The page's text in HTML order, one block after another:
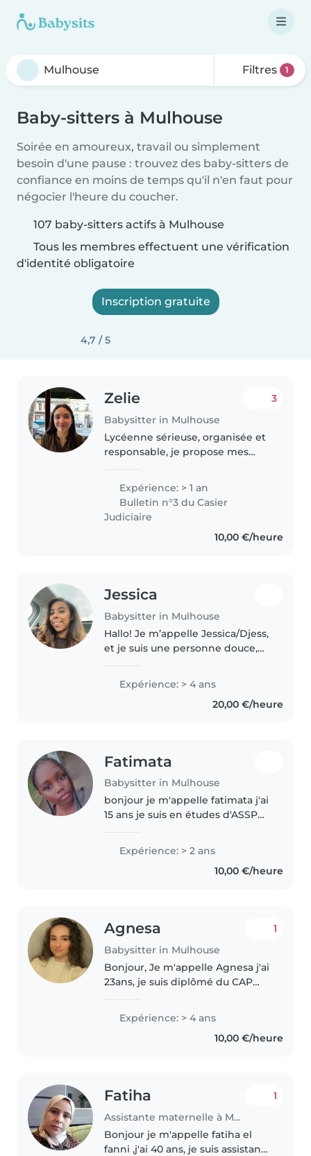
Filtres 1
Baby-sitters à Mulhouse
Soirée en amoureux, travail ou simplement
besoin d'une pause : trouvez des baby-sitters de
confiance en moins de temps qu'il n'en faut pour
négocier l'heure du coucher.
107 baby-sitters actifs à Mulhouse
Tous les membres effectuent une vérification
d'identité obligatoire
Inscription gratuite
4,7 / 5
Zelie
Babysitter in Mulhouse
3
Lycéenne sérieuse, organisée et
responsable, je propose mes
garder vos enfants en toute
sécurité. Mon emploi du temps
structuré en tant que sportive
de..
Expérience: > 1 an
Bulletin n°3 du Casier
Judiciaire
10,00 €/heure
Jessica
Babysitter in Mulhouse
Hallo! Je m’appelle Jessica/Djess,
et je suis une personne douce,
avec les enfants. J’ai l’habitude
de m’occuper d’eux avec
Expérience: > 4 ans
20,00 €/heure
Fatimata
Babysitter in Mulhouse
bonjour je m'appelle fatimata j'ai
15 ans je suis en études d'ASSP
donc j'apprends les besoins d'un
enfant comment je dois m'en
Expérience: > 2 ans
10,00 €/heure
Agnesa
Babysitter in Mulhouse
1
Bonjour, Je m'appelle Agnesa j'ai
23ans, je suis diplômé du CAP
de babysitting pour la garde de
vos enfants, de manière
occasionnelle ou régulière, en..
Expérience: > 4 ans
10,00 €/heure
Fatiha
Assistante maternelle à Mulhouse
1
Bonjour je m'appelle fatiha el
fanni ,j'ai 40 ans, je suis assistante